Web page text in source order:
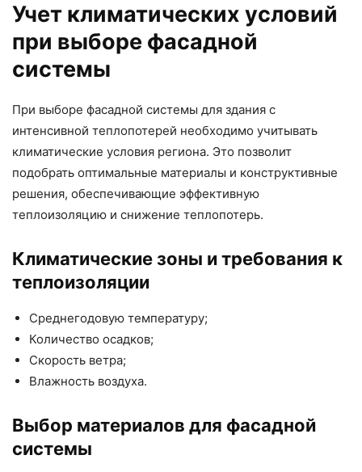
Учет климатических условий
при выборе фасадной
системы
При выборе фасадной системы для здания с
интенсивной теплопотерей необходимо учитывать
климатические условия региона. Это позволит
подобрать оптимальные материалы и конструктивные
решения, обеспечивающие эффективную
теплоизоляцию и снижение теплопотерь.
Климатические зоны и требования к
теплоизоляции
Среднегодовую температуру;
Количество осадков;
Скорость ветра;
Влажность воздуха.
Выбор материалов для фасадной
системы